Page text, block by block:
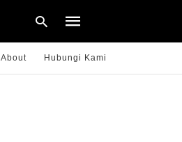
About Hubungi Kami